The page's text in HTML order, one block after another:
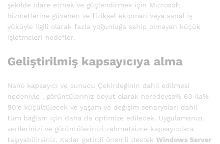
şekilde idare etmek ve güçlendirmek için Microsoft
hizmetlerine güvenen ve fiziksel ekipman veya sanal iş
yüküyle ilgili olarak fazla yoğunluğa sahip olmayan küçük
işletmeleri hedefler.
Geliştirilmiş kapsayıcıya alma
Nano kapsayıcı ve sunucu Çekirdeğinin dahil edilmesi
nedeniyle , görüntüleriniz boyut olarak neredeyse% 60 ila%
80’e küçültülecek ve yaşam ve değişim senaryoları dahil
tüm bağlam için daha da optimize edilecek. Uygulamanızı,
verilerinizi ve görüntülerinizi zahmetsizce kapsayıcılara
taşıyabilirsiniz. Kadar getirdi önemli destek Windows Server